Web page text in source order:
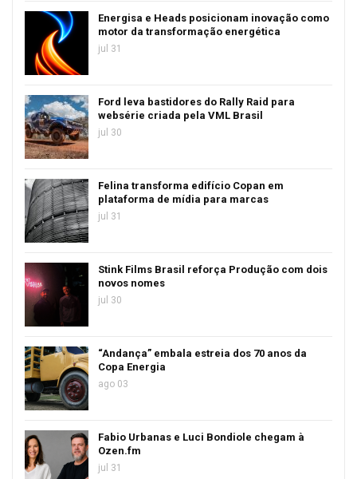
Energisa e Heads posicionam inovação como
motor da transformação energética
jul 31
Ford leva bastidores do Rally Raid para
websérie criada pela VML Brasil
jul 30
Felina transforma edifício Copan em
plataforma de mídia para marcas
jul 31
Stink Films Brasil reforça Produção com dois
novos nomes
jul 30
“Andança” embala estreia dos 70 anos da
Copa Energia
ago 03
Fabio Urbanas e Luci Bondiole chegam à
Ozen.fm
jul 31